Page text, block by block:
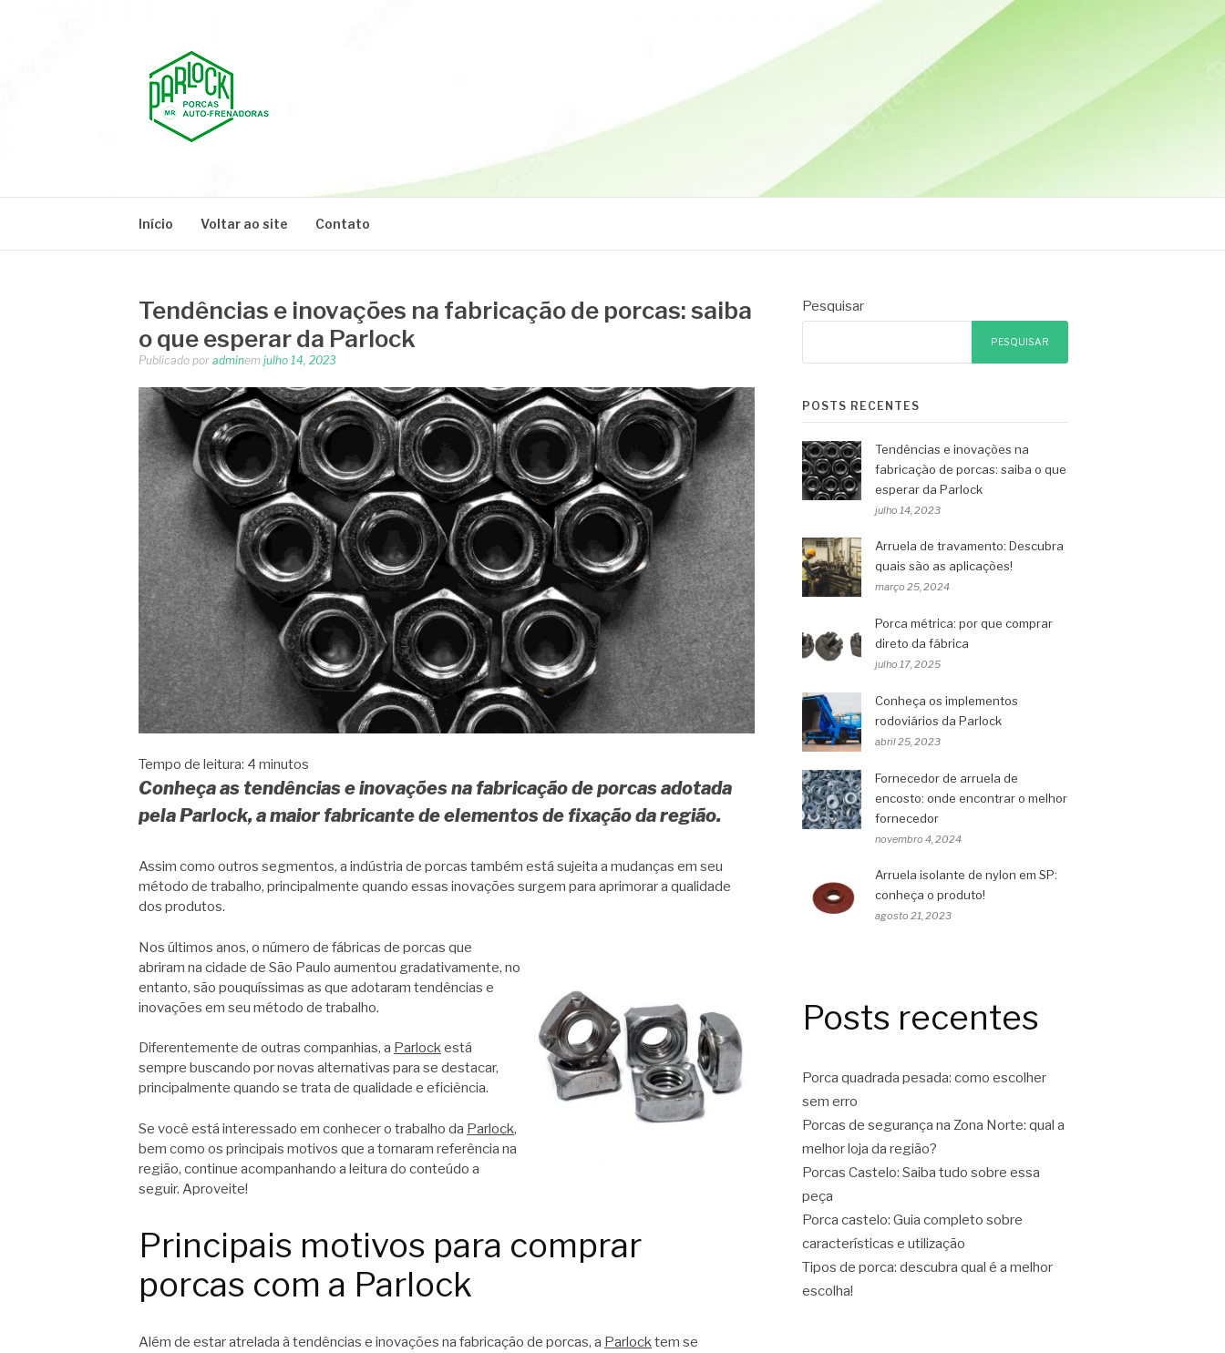
Início Voltar ao site Contato
Tendências e inovações na fabricação de porcas: saiba
o que esperar da Parlock
Publicado por adminem julho 14, 2023
Tempo de leitura: 4 minutos
Conheça as tendências e inovações na fabricação de porcas adotada
pela Parlock, a maior fabricante de elementos de fixação da região.
Assim como outros segmentos, a indústria de porcas também está sujeita a mudanças em seu
método de trabalho, principalmente quando essas inovações surgem para aprimorar a qualidade
dos produtos.
Nos últimos anos, o número de fábricas de porcas que
abriram na cidade de São Paulo aumentou gradativamente, no
entanto, são pouquíssimas as que adotaram tendências e
inovações em seu método de trabalho.
Diferentemente de outras companhias, a Parlockestá
sempre buscando por novas alternativas para se destacar,
principalmente quando se trata de qualidade e eficiência.
Se você está interessado em conhecer o trabalho da Parlock,
bem como os principais motivos que a tornaram referência na
região, continue acompanhando a leitura do conteúdo a
seguir. Aproveite!
Principais motivos para comprar
porcas com a Parlock
Além de estar atrelada à tendências e inovações na fabricação de porcas, a Parlocktem se
Pesquisar
PESQUISAR
POSTS RECENTES
Tendências e inovações na
fabricação de porcas: saiba o que
esperar da Parlock
julho 14, 2023
Arruela de travamento: Descubra
quais são as aplicações!
março 25, 2024
Porca métrica: por que comprar
direto da fábrica
julho 17, 2025
Conheça os implementos
rodoviários da Parlock
abril 25, 2023
Fornecedor de arruela de
encosto: onde encontrar o melhor
fornecedor
novembro 4, 2024
Arruela isolante de nylon em SP:
conheça o produto!
agosto 21, 2023
Posts recentes
Porca quadrada pesada: como escolher
sem erro
Porcas de segurança na Zona Norte: qual a
melhor loja da região?
Porcas Castelo: Saiba tudo sobre essa
peça
Porca castelo: Guia completo sobre
características e utilização
Tipos de porca: descubra qual é a melhor
escolha!